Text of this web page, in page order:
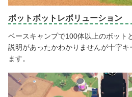
ボットボットレボリューション
ベースキャンプで100体以上のボット
説明があったかわかりませんが十字キ
ます。